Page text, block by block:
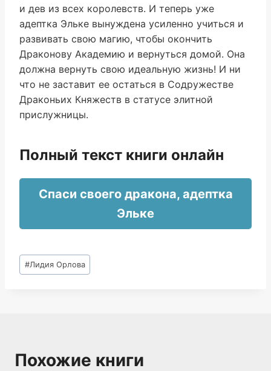
и дев из всех королевств. И теперь уже
адептка Эльке вынуждена усиленно учиться и
развивать свою магию, чтобы окончить
Драконову Академию и вернуться домой. Она
должна вернуть свою идеальную жизнь! И ни
что не заставит ее остаться в Содружестве
Драконьих Княжеств в статусе элитной
прислужницы.
Полный текст книги онлайн
Спаси своего дракона, адептка
Эльке
Метки
записи:
#Лидия Орлова
Похожие книги